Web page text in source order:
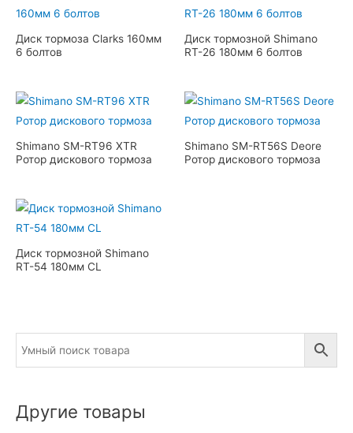
Диск тормоза Clarks 160мм
6 болтов
Диск тормозной Shimano
RT-26 180мм 6 болтов
Shimano SM-RT96 XTR
Ротор дискового тормоза
Shimano SM-RT56S Deore
Ротор дискового тормоза
Диск тормозной Shimano
RT-54 180мм CL
Другие товары